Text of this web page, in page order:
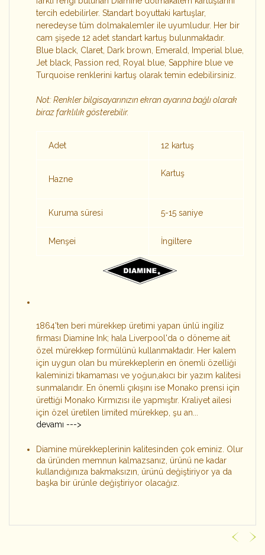
tercih edebilirler. Standart boyuttaki kartuşlar,
neredeyse tüm dolmakalemler ile uyumludur. Her bir
cam şişede 12 adet standart kartuş bulunmaktadır.
Blue black, Claret, Dark brown, Emerald, Imperial blue,
Jet black, Passion red, Royal blue, Sapphire blue ve
Turquoise renklerini kartuş olarak temin edebilirsiniz.
Not: Renkler bilgisayarınızın ekran ayarına bağlı olarak
biraz farklılık gösterebilir.
Adet 12 kartuş
Hazne
Kartuş
Kuruma süresi 5-15 saniye
Menşei İngiltere
1864'ten beri mürekkep üretimi yapan ünlü ingiliz
firması Diamine Ink; hala Liverpool'da o döneme ait
özel mürekkep formülünü kullanmaktadır. Her kalem
için uygun olan bu mürekkeplerin en önemli özelliği
kaleminizi tıkamaması ve yoğun,akıcı bir yazım kalitesi
sunmalarıdır. En önemli çıkışını ise Monako prensi için
ürettiği Monako Kırmızısı ile yapmıştır. Kraliyet ailesi
için özel üretilen limited mürekkep, şu an...
devamı --->
Diamine mürekkeplerinin kalitesinden çok eminiz. Olur
da üründen memnun kalmazsanız, ürünü ne kadar
kullandığınıza bakmaksızın, ürünü değiştiriyor ya da
başka bir ürünle değiştiriyor olacağız.